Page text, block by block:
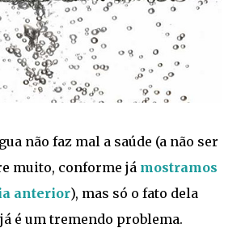
não faz mal a saúde (a não ser
muito, conforme já mostramos
anterior), mas só o fato dela
é um tremendo problema.